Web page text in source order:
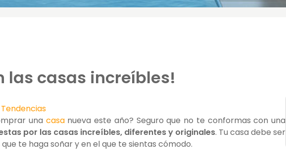
las casas increíbles!
Tendencias
una casa nueva este año? Seguro que no te conformas con una
por las casas increíbles, diferentes y originales. Tu casa debe ser
te haga soñar y en el que te sientas cómodo.